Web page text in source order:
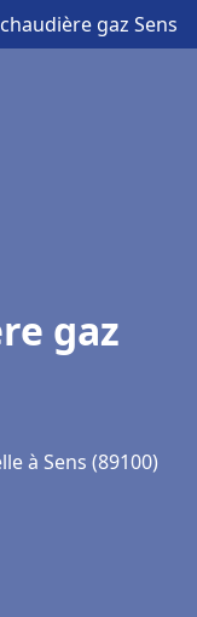
gaz Sens
gaz
à Sens (89100)